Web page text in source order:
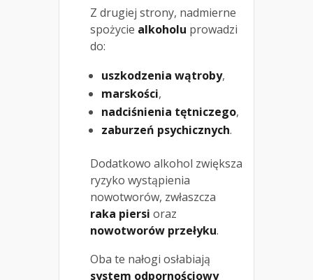
Z drugiej strony, nadmierne
spożycie alkoholu prowadzi
do:
uszkodzenia wątroby,
marskości,
nadciśnienia tętniczego,
zaburzeń psychicznych.
Dodatkowo alkohol zwiększa
ryzyko wystąpienia
nowotworów, zwłaszcza
raka piersi oraz
nowotworów przełyku.
Oba te nałogi osłabiają
system odpornościowy